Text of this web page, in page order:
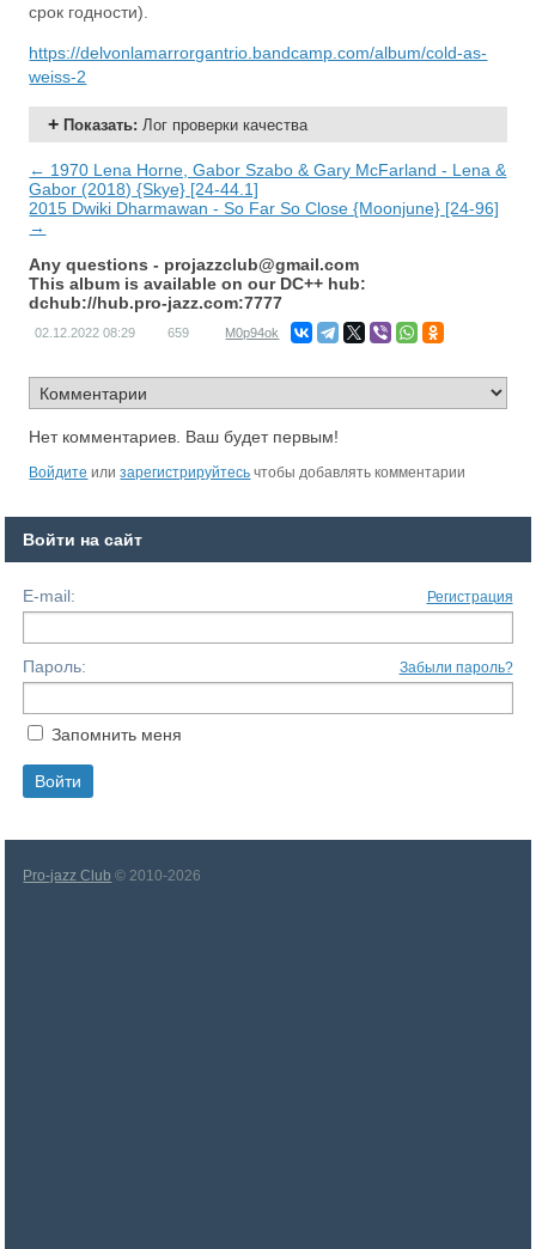
срок годности).
https://delvonlamarrorgantrio.bandcamp.com/album/cold-as-
weiss-2
Показать:Лог проверки качества
← 1970 Lena Horne, Gabor Szabo & Gary McFarland - Lena &
Gabor (2018) {Skye} [24-44.1]
2015 Dwiki Dharmawan - So Far So Close {Moonjune} [24-96]
→
Any questions - projazzclub@gmail.com
This album is available on our DC++ hub:
dchub://hub.pro-jazz.com:7777
02.12.2022 08:29 659 M0p94ok
Нет комментариев. Ваш будет первым!
Войдите илизарегистрируйтесь чтобы добавлять комментарии
Войти на сайт
E-mail: Регистрация
Пароль: Забыли пароль?
Запомнить меня
Pro-jazz Club © 2010-2026